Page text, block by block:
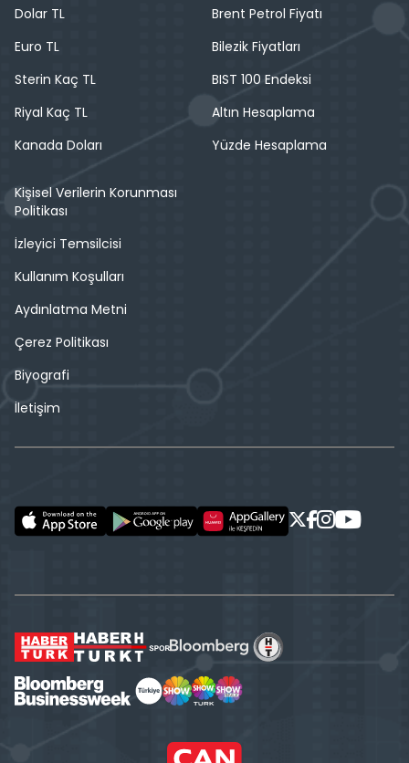
Dolar TL
Euro TL
Sterin Kaç TL
Riyal Kaç TL
Kanada Doları
Brent Petrol Fiyatı
Bilezik Fiyatları
BIST 100 Endeksi
Altın Hesaplama
Yüzde Hesaplama
Kişisel Verilerin Korunması
Politikası
İzleyici Temsilcisi
Kullanım Koşulları
Aydınlatma Metni
Çerez Politikası
Biyografi
İletişim